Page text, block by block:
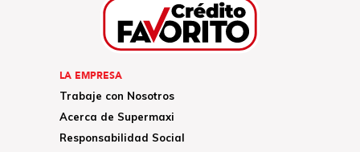
LA EMPRESA
Trabaje con Nosotros
Acerca de Supermaxi
Responsabilidad Social